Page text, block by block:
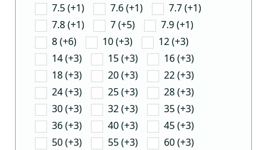
7.5 (+1)
7.6 (+1)
7.7 (+1)
7.8 (+1)
7 (+5)
7.9 (+1)
8 (+6)
10 (+3)
12 (+3)
14 (+3)
15 (+3)
16 (+3)
18 (+3)
20 (+3)
22 (+3)
24 (+3)
25 (+3)
28 (+3)
30 (+3)
32 (+3)
35 (+3)
36 (+3)
40 (+3)
45 (+3)
50 (+3)
55 (+3)
60 (+3)